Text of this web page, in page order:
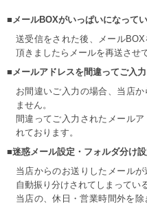
■メールBOXがいっぱいになってい
送受信をされた後、メール
頂きましたらメールを再送させ
■メールアドレスを間違ってご入力
お間違いご入力の場合、当店
ません。
間違ってご入力されたメール
れております。
■迷惑メール設定・フォルダ分け設
当店からのお送りしたメール
自動振り分けされてしまってい
当店の、休日・営業時間外を